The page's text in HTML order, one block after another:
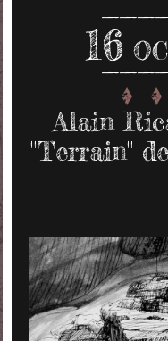
16
Alain
"Terrain"